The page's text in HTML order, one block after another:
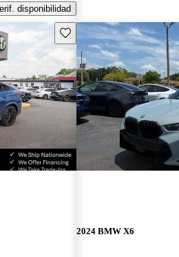
disponibilidad
Guarda este Aviso
2024 BMW X6